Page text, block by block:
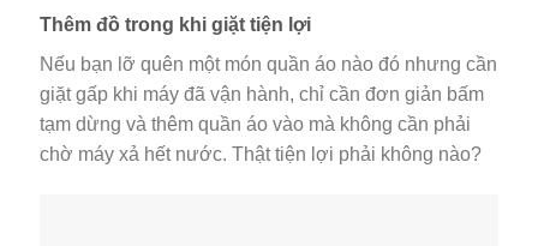
Thêm đồ trong khi giặt tiện lợi
Nếu bạn lỡ quên một món quần áo nào đó nhưng cần
giặt gấp khi máy đã vận hành, chỉ cần đơn giản bấm
tạm dừng và thêm quần áo vào mà không cần phải
chờ máy xả hết nước. Thật tiện lợi phải không nào?